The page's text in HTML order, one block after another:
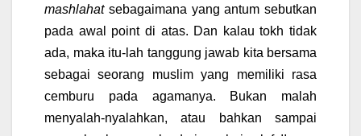
mashlahatsebagaimana yang antum sebutkan
pada awal point di atas. Dan kalau tokh tidak
ada, maka itu-lah tanggung jawab kita bersama
sebagai seorang muslim yang memiliki rasa
cemburu pada agamanya. Bukan malah
menyalah-nyalahkan, atau bahkan sampai